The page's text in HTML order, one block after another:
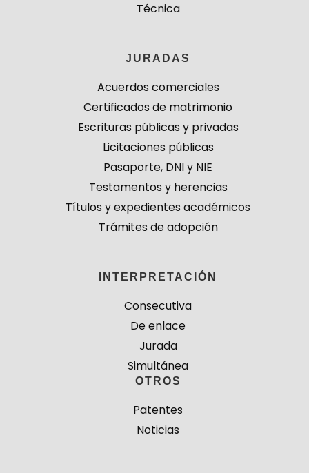
Técnica
JURADAS
Acuerdos comerciales
Certificados de matrimonio
Escrituras públicas y privadas
Licitaciones públicas
Pasaporte, DNI y NIE
Testamentos y herencias
Títulos y expedientes académicos
Trámites de adopción
INTERPRETACIÓN
Consecutiva
De enlace
Jurada
Simultánea
OTROS
Patentes
Noticias